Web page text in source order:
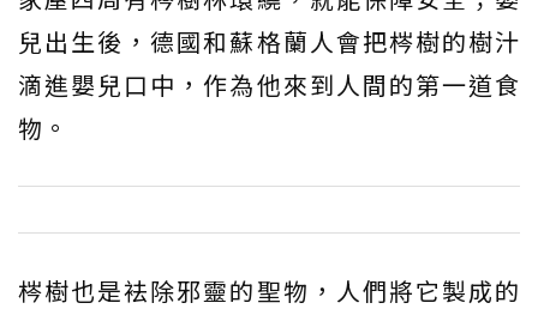
兒出生後，德國和蘇格蘭人會把梣樹的樹汁
滴進嬰兒口中，作為他來到人間的第一道食
物。
梣樹也是袪除邪靈的聖物，人們將它製成的